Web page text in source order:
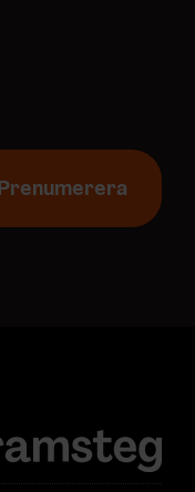
Prenumerera